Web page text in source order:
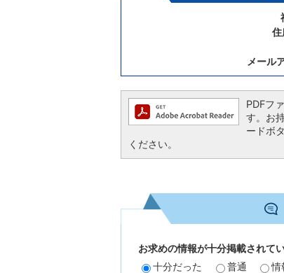
メール
PDFフ
す。お
ードボ
ください。
お求めの情報が十分掲載されて
十分だった
普通 情